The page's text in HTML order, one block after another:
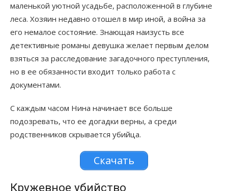
маленькой уютной усадьбе, расположенной в глубине
леса. Хозяин недавно отошел в мир иной, а война за
его немалое состояние. Знающая наизусть все
детективные романы девушка желает первым делом
взяться за расследование загадочного преступления,
но в ее обязанности входит только работа с
документами.
С каждым часом Нина начинает все больше
подозревать, что ее догадки верны, а среди
родственников скрывается убийца.
Скачать
Кружевное убийство